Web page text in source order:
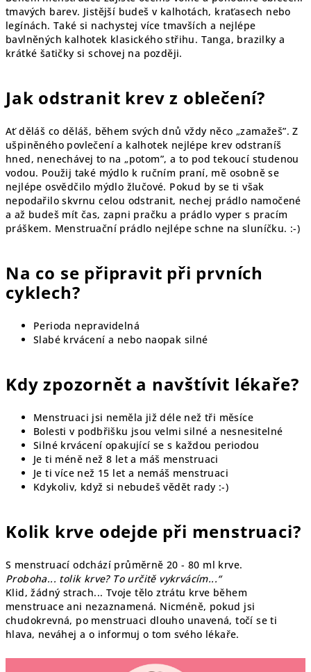
tmavých barev. Jistější budeš v kalhotách, kraťasech nebo
legínách. Také si nachystej více tmavších a nejlépe
bavlněných kalhotek klasického střihu. Tanga, brazilky a
krátké šatičky si schovej na později.
Jak odstranit krev z oblečení?
Ať děláš co děláš, během svých dnů vždy něco „zamažeš”. Z
ušpiněného povlečení a kalhotek nejlépe krev odstraníš
hned, nenechávej to na „potom”, a to pod tekoucí studenou
vodou. Použij také mýdlo k ručním praní, mě osobně se
nejlépe osvědčilo mýdlo žlučové. Pokud by se ti však
nepodařilo skvrnu celou odstranit, nechej prádlo namočené
a až budeš mít čas, zapni pračku a prádlo vyper s pracím
práškem. Menstruační prádlo nejlépe schne na sluníčku. :-)
Na co se připravit při prvních
cyklech?
Perioda nepravidelná
Slabé krvácení a nebo naopak silné
Kdy zpozornět a navštívit lékaře?
Menstruaci jsi neměla již déle než tři měsíce
Bolesti v podbřišku jsou velmi silné a nesnesitelné
Silné krvácení opakující se s každou periodou
Je ti méně než 8 let a máš menstruaci
Je ti více než 15 let a nemáš menstruaci
Kdykoliv, když si nebudeš vědět rady :-)
Kolik krve odejde při menstruaci?
S menstruací odchází průměrně 20 - 80 ml krve.
Proboha... tolik krve? To určitě vykrvácím...“
Klid, žádný strach... Tvoje tělo ztrátu krve během
menstruace ani nezaznamená. Nicméně, pokud jsi
chudokrevná, po menstruaci dlouho unavená, točí se ti
hlava, neváhej a o informuj o tom svého lékaře.